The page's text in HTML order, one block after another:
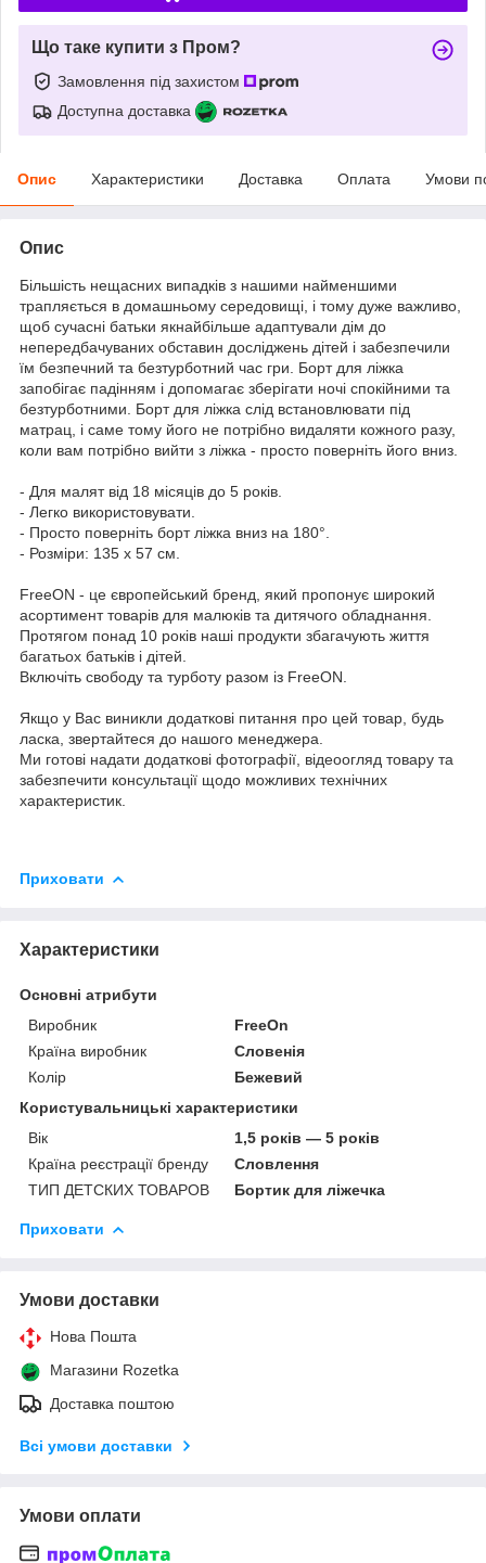
Що таке купити з Пром?
Замовлення під захистом
Доступна доставка
Опис Характеристики Доставка Оплата Умови
Опис
Більшість нещасних випадків з нашими найменшими
трапляється в домашньому середовищі, і тому дуже важливо,
щоб сучасні батьки якнайбільше адаптували дім до
непередбачуваних обставин досліджень дітей і забезпечили
їм безпечний та безтурботний час гри. Борт для ліжка
запобігає падінням і допомагає зберігати ночі спокійними та
безтурботними. Борт для ліжка слід встановлювати під
матрац, і саме тому його не потрібно видаляти кожного разу,
коли вам потрібно вийти з ліжка - просто поверніть його вниз.
- Для малят від 18 місяців до 5 років.
- Легко використовувати.
- Просто поверніть борт ліжка вниз на 180°.
- Розміри: 135 x 57 см.
FreeON - це європейський бренд, який пропонує широкий
асортимент товарів для малюків та дитячого обладнання.
Протягом понад 10 років наші продукти збагачують життя
багатьох батьків і дітей.
Включіть свободу та турботу разом із FreeON.
Якщо у Вас виникли додаткові питання про цей товар, будь
ласка, звертайтеся до нашого менеджера.
Ми готові надати додаткові фотографії, відеоогляд товару та
забезпечити консультації щодо можливих технічних
характеристик.
Приховати
Характеристики
Основні атрибути
Виробник
FreeOn
Країна виробник
Словенія
Колір
Бежевий
Користувальницькі характеристики
Вік
1,5 років — 5 років
Країна реєстрації бренду
Словлення
ТИП ДЕТСКИХ ТОВАРОВ
Бортик для ліжечка
Приховати
Умови доставки
Нова Пошта
Магазини Rozetka
Доставка поштою
Всі умови доставки
Умови оплати